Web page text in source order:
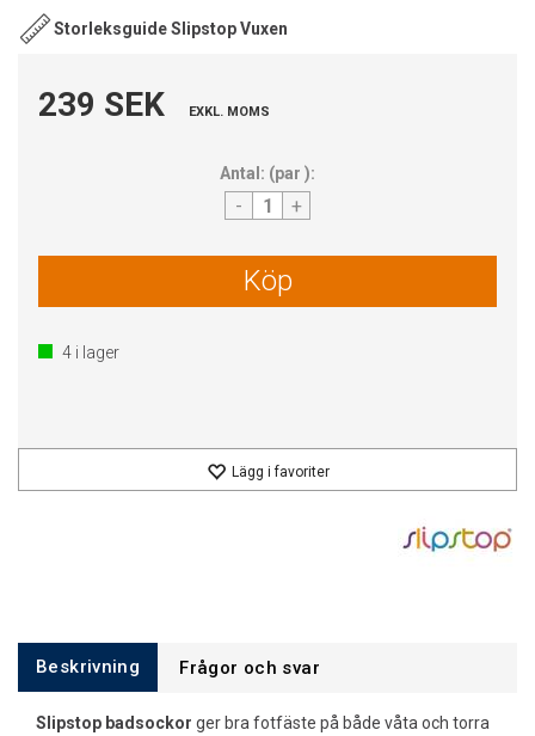
Storleksguide Slipstop Vuxen
239 SEK EXKL. MOMS
Antal: (par ):
- +
Köp
4 i lager
Lägg i favoriter
Beskrivning Frågor och svar
Slipstop badsockor ger bra fotfäste på både våta och torra